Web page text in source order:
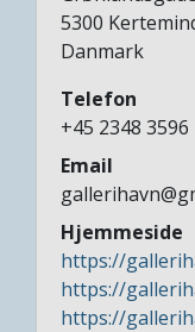
5300
Danmark
Telefon
+45 2348 3596
Email
Hjemmeside
https://
https://
https://